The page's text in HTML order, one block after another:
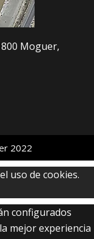
Moguer,
2022
uso de cookies.
configurados
mejor experiencia